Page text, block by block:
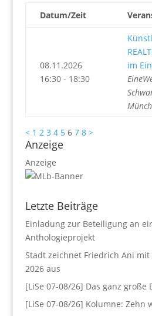
Datum/Zeit
08.11.2026
16:30 - 18:30
im
< 1 2 3 4 5 6 7 8 >
Anzeige
Anzeige
Letzte Beiträge
Einladung zur Beteiligung an
Anthologieprojekt
Stadt zeichnet Friedrich Ani
2026 aus
[LiSe 07-08/26] Das ganz große
[LiSe 07-08/26] Kolumne: Zehn